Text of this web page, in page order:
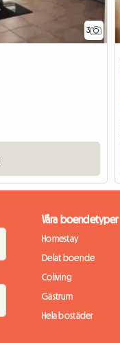
3
Våra boendetyper
Homestay
Delat boende
Coliving
Gästrum
Hela bostäder